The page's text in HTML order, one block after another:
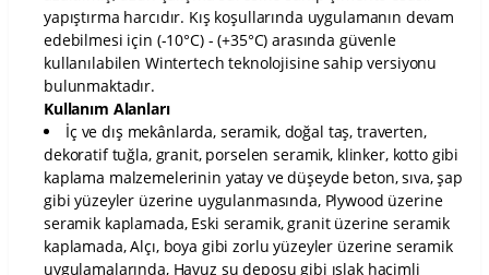
yapıştırma harcıdır. Kış koşullarında uygulamanın devam
edebilmesi için (-10°C) - (+35°C) arasında güvenle
kullanılabilen Wintertech teknolojisine sahip versiyonu
bulunmaktadır.
Kullanım Alanları
İç ve dış mekânlarda, seramik, doğal taş, traverten,
dekoratif tuğla, granit, porselen seramik, klinker, kotto gibi
kaplama malzemelerinin yatay ve düşeyde beton, sıva, şap
gibi yüzeyler üzerine uygulanmasında, Plywood üzerine
seramik kaplamada, Eski seramik, granit üzerine seramik
kaplamada, Alçı, boya gibi zorlu yüzeyler üzerine seramik
uygulamalarında, Havuz su deposu gibi ıslak hacimli